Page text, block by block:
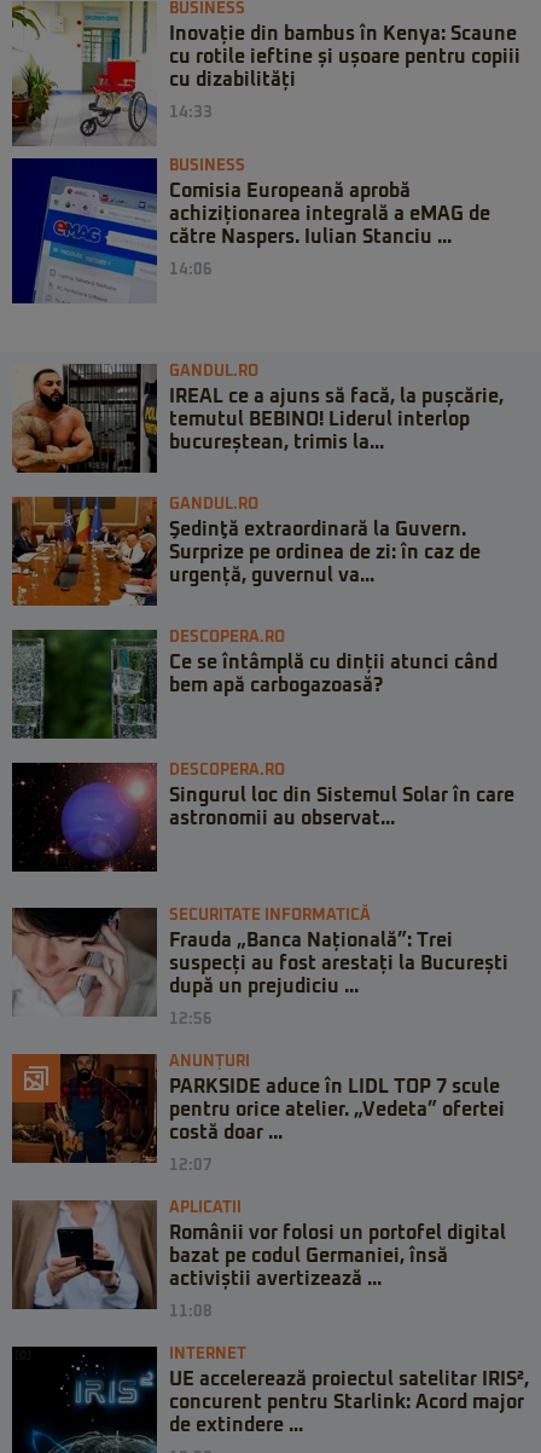
BUSINESS
Inovație din bambus în Kenya: Scaune
cu rotile ieftine și ușoare pentru copiii
cu dizabilități
14:33
BUSINESS
Comisia Europeană aprobă
achiziționarea integrală a eMAG de
către Naspers. Iulian Stanciu ...
14:06
GANDUL.RO
IREAL ce a ajuns să facă, la pușcărie,
temutul BEBINO! Liderul interlop
bucureștean, trimis la...
GANDUL.RO
Şedinţă extraordinară la Guvern.
Surprize pe ordinea de zi: în caz de
urgență, guvernul va...
DESCOPERA.RO
Ce se întâmplă cu dinții atunci când
bem apă carbogazoasă?
DESCOPERA.RO
Singurul loc din Sistemul Solar în care
astronomii au observat...
SECURITATE INFORMATICĂ
Frauda „Banca Națională”: Trei
suspecți au fost arestați la București
după un prejudiciu ...
12:56
ANUNȚURI
PARKSIDE aduce în LIDL TOP 7 scule
pentru orice atelier. „Vedeta” ofertei
costă doar ...
12:07
APLICATII
Românii vor folosi un portofel digital
bazat pe codul Germaniei, însă
activiștii avertizează ...
11:08
INTERNET
UE accelerează proiectul satelitar IRIS²,
concurent pentru Starlink: Acord major
de extindere ...